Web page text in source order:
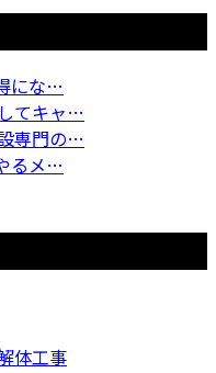
にな…
てキャ…
専門の…
るメ…
体工事